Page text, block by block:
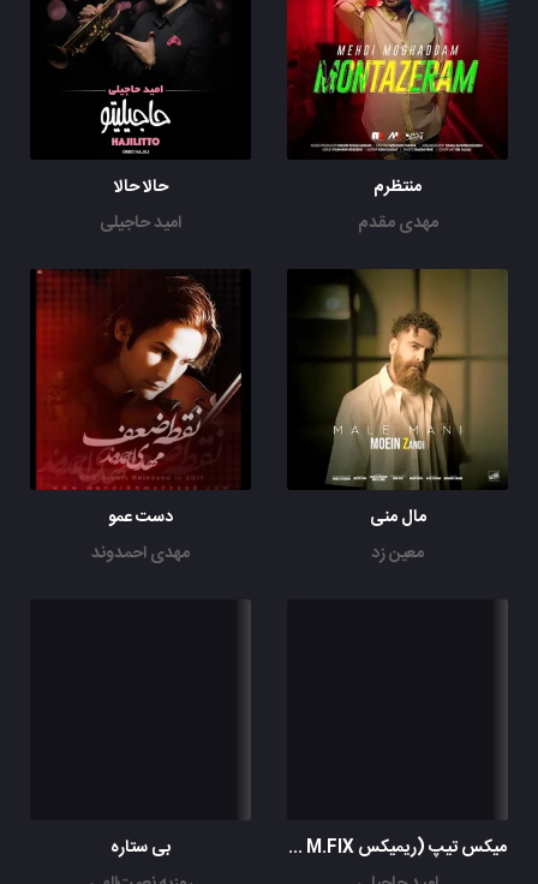
منتظرم
مهدی مقدم
حالا حالا
امید حاجیلی
مال منی
معین زد
دست عمو
مهدی احمدوند
میکس تیپ (ریمیکس DJ M.FIX)
بی ستاره